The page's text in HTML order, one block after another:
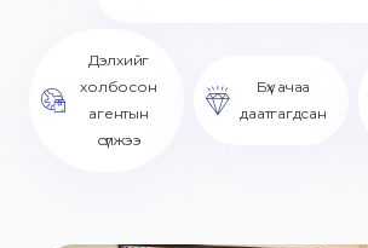
Дэлхийг
холбосон
агентын
сүлжээ
Бүх ачаа
даатгагдсан